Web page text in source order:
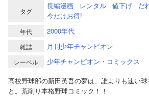
タグ
長編漫画 レンタル 値下げ だ
今だけお得!
年代 2000年代
雑誌 月刊少年チャンピオン
レーベル
少年チャンピオン・コミックス
高校野球部の新田英吾の夢は、誰よりも速い
と。荒削り本格野球コミック！！